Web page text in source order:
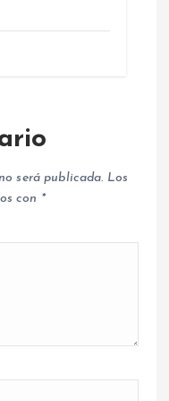
será publicada. Los
con *